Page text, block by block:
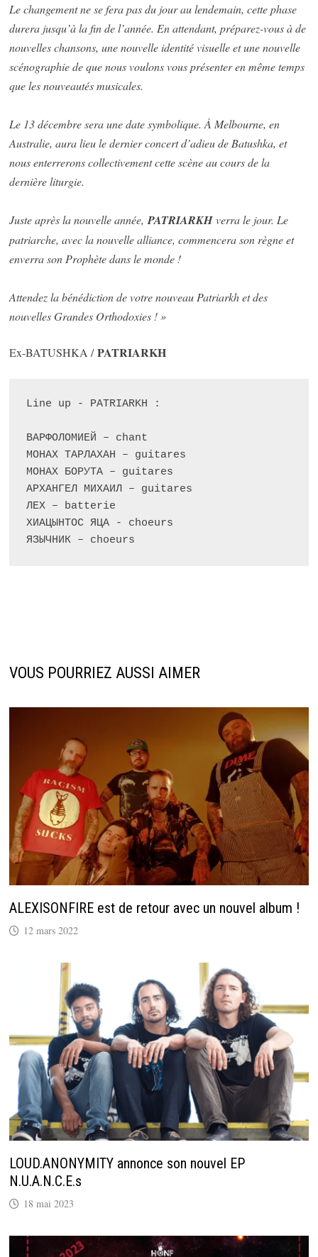
Le changement ne se fera pas du jour au lendemain, cette phase
durera jusqu’à la fin de l’année. En attendant, préparez-vous à de
nouvelles chansons, une nouvelle identité visuelle et une nouvelle
scénographie de que nous voulons vous présenter en même temps
que les nouveautés musicales.
Le 13 décembre sera une date symbolique. À Melbourne, en
Australie, aura lieu le dernier concert d’adieu de Batushka, et
nous enterrerons collectivement cette scène au cours de la
dernière liturgie.
Juste après la nouvelle année,PATRIARKHverra le jour. Le
patriarche, avec la nouvelle alliance, commencera son règne et
enverra son Prophète dans le monde !
Attendez la bénédiction de votre nouveau Patriarkh et des
nouvelles Grandes Orthodoxies ! »
Ex-BATUSHKA /PATRIARKH
Line up - PATRIARKH :
ВАРФОЛОМИЕЙ – chant
МОНАХ ТАРЛАХАН – guitares
МОНАХ БОРУТА – guitares
АРХАНГЕЛ МИХАИЛ – guitares
ЛЕХ – batterie
ХИАЦЫНТОС ЯЦА - choeurs
ЯЗЫЧНИК – choeurs
VOUS POURRIEZ AUSSI AIMER
ALEXISONFIRE est de retour avec un nouvel album !
12 mars 2022
LOUD.ANONYMITY annonce son nouvel EP
N.U.A.N.C.E.s
18 mai 2023